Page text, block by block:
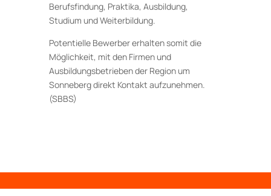
Berufsfindung, Praktika, Ausbildung,
Studium und Weiterbildung.
Potentielle Bewerber erhalten somit die
Möglichkeit, mit den Firmen und
Ausbildungsbetrieben der Region um
Sonneberg direkt Kontakt aufzunehmen.
(SBBS)